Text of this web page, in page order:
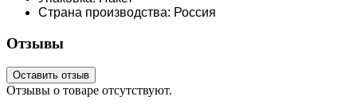
Страна производства: Россия
Отзывы
Оставить отзыв
Отзывы о товаре отсутствуют.